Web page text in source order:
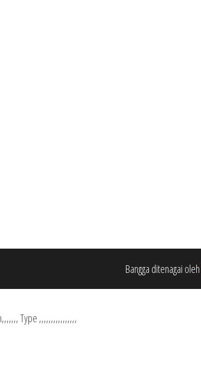
Bangga ditenagai oleh
Type ,,,,,,,,,,,,,,,,